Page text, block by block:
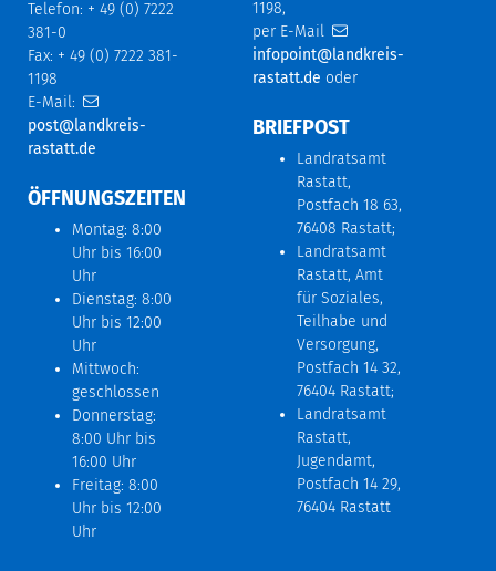
Telefon: + 49 (0) 7222
381-0
Fax: + 49 (0) 7222 381-
1198
E-Mail:
post@landkreis-
rastatt.de
ÖFFNUNGSZEITEN
Montag: 8:00
Uhr bis 16:00
Uhr
Dienstag: 8:00
Uhr bis 12:00
Uhr
Mittwoch:
geschlossen
Donnerstag:
8:00 Uhr bis
16:00 Uhr
Freitag: 8:00
Uhr bis 12:00
Uhr
1198,
per E-Mail
infopoint@landkreis-
rastatt.de oder
BRIEFPOST
Landratsamt
Rastatt,
Postfach 18 63,
76408 Rastatt;
Landratsamt
Rastatt, Amt
für Soziales,
Teilhabe und
Versorgung,
Postfach 14 32,
76404 Rastatt;
Landratsamt
Rastatt,
Jugendamt,
Postfach 14 29,
76404 Rastatt